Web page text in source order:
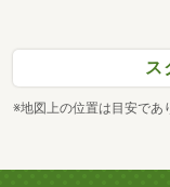
ス
※地図上の位置は目安であ